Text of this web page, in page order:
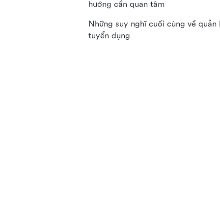
hướng cần quan tâm
Những suy nghĩ cuối cùng về quản
tuyển dụng